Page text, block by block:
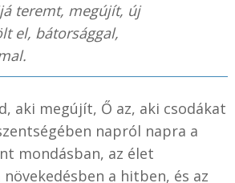
teremt, megújít, új
el, bátorsággal,
aki megújít, Ő az, aki csodákat
napról napra a
mondásban, az élet
a hitben, és az